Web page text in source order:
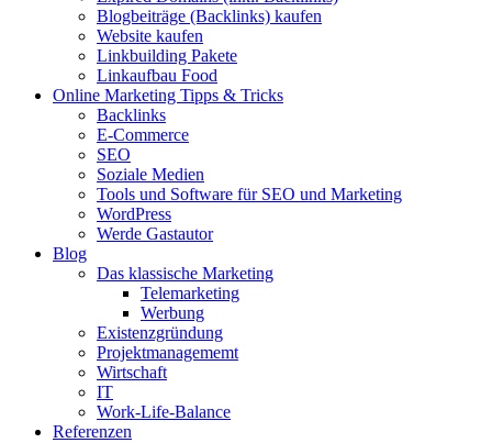
Blogbeiträge (Backlinks) kaufen
Website kaufen
Linkbuilding Pakete
Linkaufbau Food
Online Marketing Tipps & Tricks
Backlinks
E-Commerce
SEO
Soziale Medien
Tools und Software für SEO und Marketing
WordPress
Werde Gastautor
Blog
Das klassische Marketing
Telemarketing
Werbung
Existenzgründung
Projektmanagememt
Wirtschaft
IT
Work-Life-Balance
Referenzen